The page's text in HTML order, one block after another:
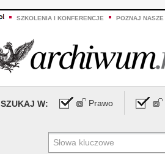
SZKOLENIA I KONFERENCJE POZNAJ
SZUKAJ W: Prawo